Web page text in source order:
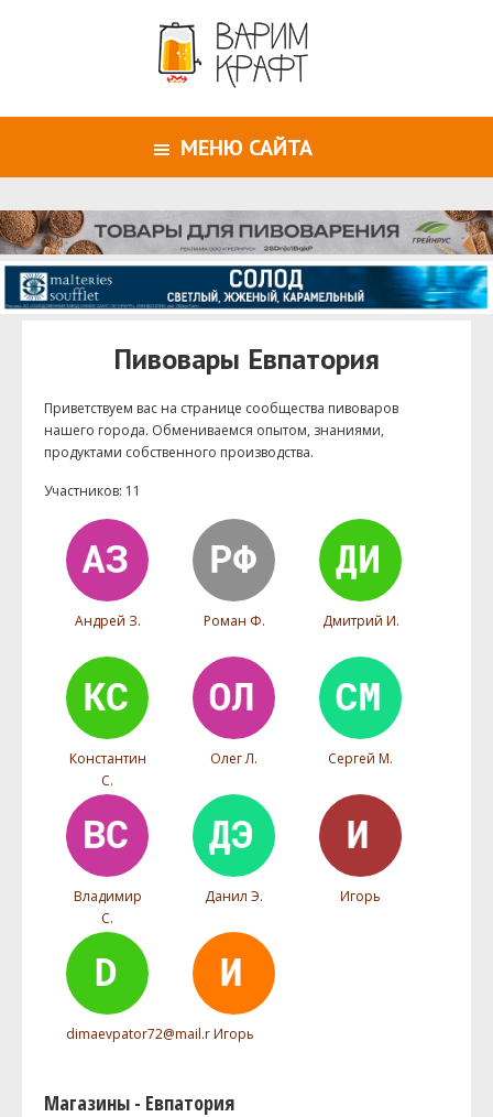
МЕНЮ САЙТА
Пивовары Евпатория
Приветствуем ваc на странице сообщества пивоваров
нашего города. Обмениваемся опытом, знаниями,
продуктами собственного производства.
Участников: 11
Андрей З. Роман Ф. Дмитрий И.
Константин
С.
Олег Л. Сергей М.
Владимир
С.
Данил Э. Игорь
dimaevpator72@mail.rИгорь
Магазины - Евпатория